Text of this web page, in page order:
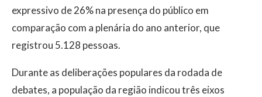
expressivo de 26% na presença do público em
comparação com a plenária do ano anterior, que
registrou 5.128 pessoas.
Durante as deliberações populares da rodada de
debates, a população da região indicou três eixos